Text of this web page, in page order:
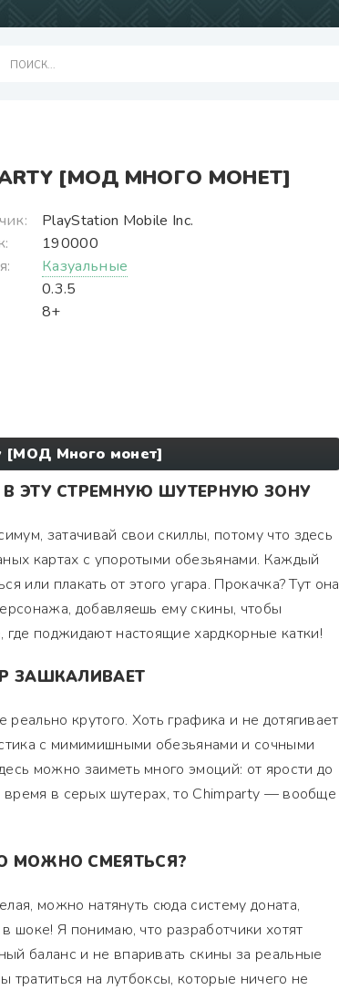
[МОД МНОГО МОНЕТ]
PlayStation Mobile Inc.
190000
Казуальные
0.3.5
8+
[МОД Много монет]
В ЭТУ СТРЕМНУЮ ШУТЕРНУЮ ЗОНУ
затачивай свои скиллы, потому что здесь
картах с упоротыми обезьянами. Каждый
или плакать от этого угара. Прокачка? Тут она
добавляешь ему скины, чтобы
поджидают настоящие хардкорные катки!
ЗАШКАЛИВАЕТ
крутого. Хоть графика и не дотягивает
с мимимишными обезьянами и сочными
можно заиметь много эмоций: от ярости до
время в серых шутерах, то Chimparty — вообще
МОЖНО СМЕЯТЬСЯ?
можно натянуть сюда систему доната,
шоке! Я понимаю, что разработчики хотят
баланс и не впаривать скины за реальные
тратиться на лутбоксы, которые ничего не